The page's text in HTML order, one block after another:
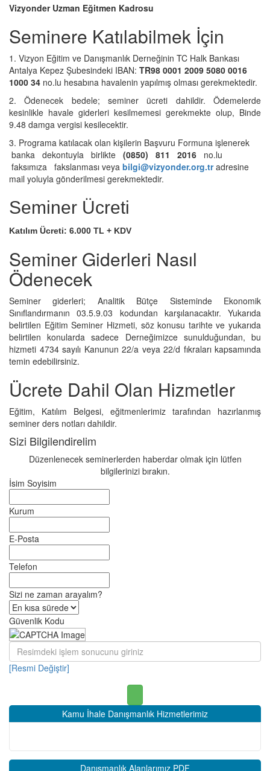
Vizyonder Uzman Eğitmen Kadrosu
Seminere Katılabilmek İçin
1. Vizyon Eğitim ve Danışmanlık Derneğinin TC Halk Bankası
Antalya Kepez Şubesindeki IBAN: TR98 0001 2009 5080 0016
1000 34 no.lu hesabına havalenin yapılmış olması gerekmektedir.
2. Ödenecek bedele; seminer ücreti dahildir. Ödemelerde
kesinlikle havale giderleri kesilmemesi gerekmekte olup, Binde
9.48 damga vergisi kesilecektir.
3. Programa katılacak olan kişilerin Başvuru Formuna işlenerek
banka dekontuyla birlikte (0850) 811 2016 no.lu
faksımıza fakslanması veya bilgi@vizyonder.org.tradresine
mail yoluyla gönderilmesi gerekmektedir.
Seminer Ücreti
Katılım Ücreti: 6.000 TL + KDV
Seminer Giderleri Nasıl
Ödenecek
Seminer giderleri; Analitik Bütçe Sisteminde Ekonomik
Sınıflandırmanın 03.5.9.03 kodundan karşılanacaktır. Yukarıda
belirtilen Eğitim Seminer Hizmeti, söz konusu tarihte ve yukarıda
belirtilen konularda sadece Derneğimizce sunulduğundan, bu
hizmeti 4734 sayılı Kanunun 22/a veya 22/d fıkraları kapsamında
temin edebilirsiniz.
Ücrete Dahil Olan Hizmetler
Eğitim, Katılım Belgesi, eğitmenlerimiz tarafından hazırlanmış
seminer ders notları dahildir.
Sizi Bilgilendirelim
Düzenlenecek seminerlerden haberdar olmak için lütfen
bilgilerinizi bırakın.
İsim Soyisim
Kurum
E-Posta
Telefon
Sizi ne zaman arayalım?
Güvenlik Kodu
[Resmi Değiştir]
Kamu İhale Danışmanlık Hizmetlerimiz
Danışmanlık Alanlarımız PDF